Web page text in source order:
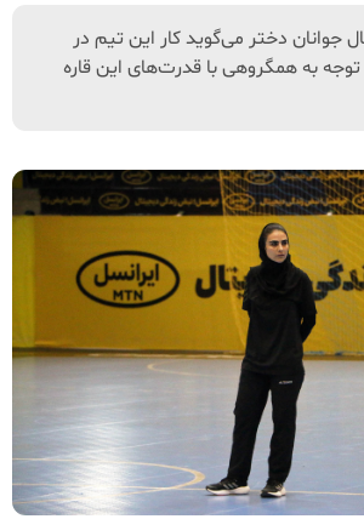
جوانان دختر می‌گوید کار این تیم‌ در
به همگروهی با قدرت‌های این قاره